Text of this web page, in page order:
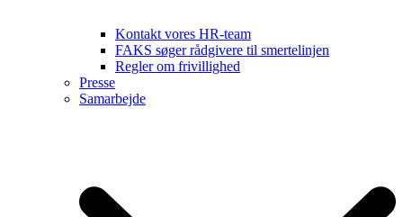
Kontakt vores HR-team
FAKS søger rådgivere til smertelinjen
Regler om frivillighed
Presse
Samarbejde